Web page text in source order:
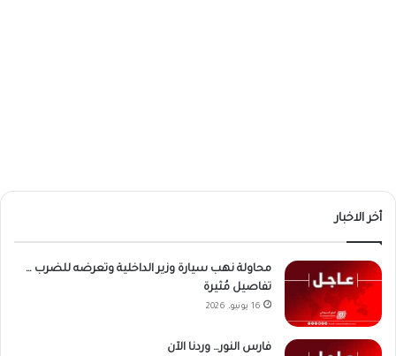
أخر الاخبار
محاولة نهب سيارة وزير الداخلية وتعرضه للضرب …
تفاصيل مُثيرة
16 يونيو، 2026
فارس النور… وردنا الآن